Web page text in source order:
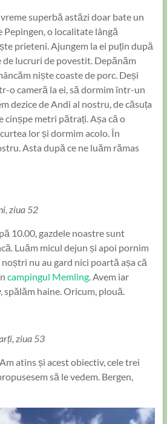
superbă astăzi doar bate un
o localitate lângă
prieteni. Ajungem la ei puțin după
de lucruri de povestit. Depănăm
niște coaste de porc. Deși
o cameră la ei, să dormim într-un
dezice de Andi al nostru, de căsuța
cinșpe metri pătrați. Așa că o
lor și dormim acolo. În
Asta după ce ne luăm rămas
ziua 52
10.00, gazdele noastre sunt
Luăm micul dejun și apoi pornim
nu au gard nici poartă așa că
campingul Memling. Avem iar
haine. Oricum, plouă.
ziua 53
atins și acest obiectiv, cele trei
să le vedem. Bergen,